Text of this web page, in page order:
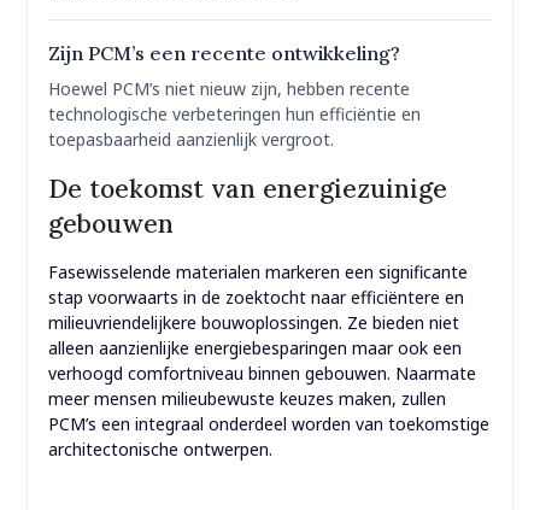
Zijn PCM’s een recente ontwikkeling?
Hoewel PCM’s niet nieuw zijn, hebben recente
technologische verbeteringen hun efficiëntie en
toepasbaarheid aanzienlijk vergroot.
De toekomst van energiezuinige
gebouwen
Fasewisselende materialen markeren een significante
stap voorwaarts in de zoektocht naar efficiëntere en
milieuvriendelijkere bouwoplossingen. Ze bieden niet
alleen aanzienlijke energiebesparingen maar ook een
verhoogd comfortniveau binnen gebouwen. Naarmate
meer mensen milieubewuste keuzes maken, zullen
PCM’s een integraal onderdeel worden van toekomstige
architectonische ontwerpen.